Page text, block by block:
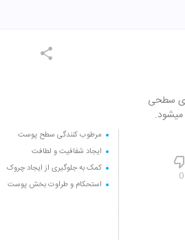
مرطوب کنندگی سطح پوست
ایجاد شفافیت و لطافت
کمک به جلوگیری از ایجاد چروک
استحکام و طراوت بخش پوست
سطحی
0